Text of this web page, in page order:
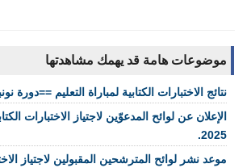
موضوعات هامة قد يهمك مشاهدتها
نتائج الاختبارات الكتابية لمباراة التعليم ==دورة نونبر 2025
2025.
موعد نشر لوائح المترشحين المقبولين لاجتياز الاختبارات